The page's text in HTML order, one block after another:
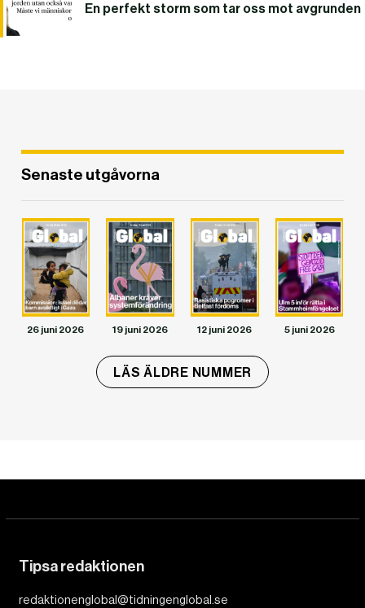
En perfekt storm som tar oss mot avgrunden
Senaste utgåvorna
26 juni 2026 19 juni 2026 12 juni 2026 5 juni 2026
LÄS ÄLDRE NUMMER
Tipsa redaktionen
redaktionenglobal@tidningenglobal.se